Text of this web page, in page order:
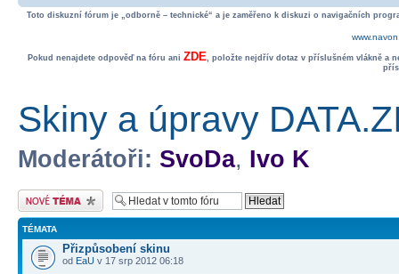
Toto diskuzní fórum je „odborně – technické“ a je zaměřeno k diskuzi o navigačních
Pokud nenajdete odpověď na fóru ani ZDE, položte nejdřív dotaz v příslušném vlákně a
Skiny a úpravy
Moderátoři: SvoDa, Ivo K
Odeslat nové téma
TÉMATA
Přizpůsobení skinu
od EaU v 17 srp 2012 06:18